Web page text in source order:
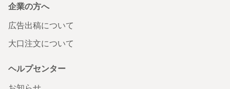
企業の方へ
広告出稿について
大口注文について
ヘルプセンター